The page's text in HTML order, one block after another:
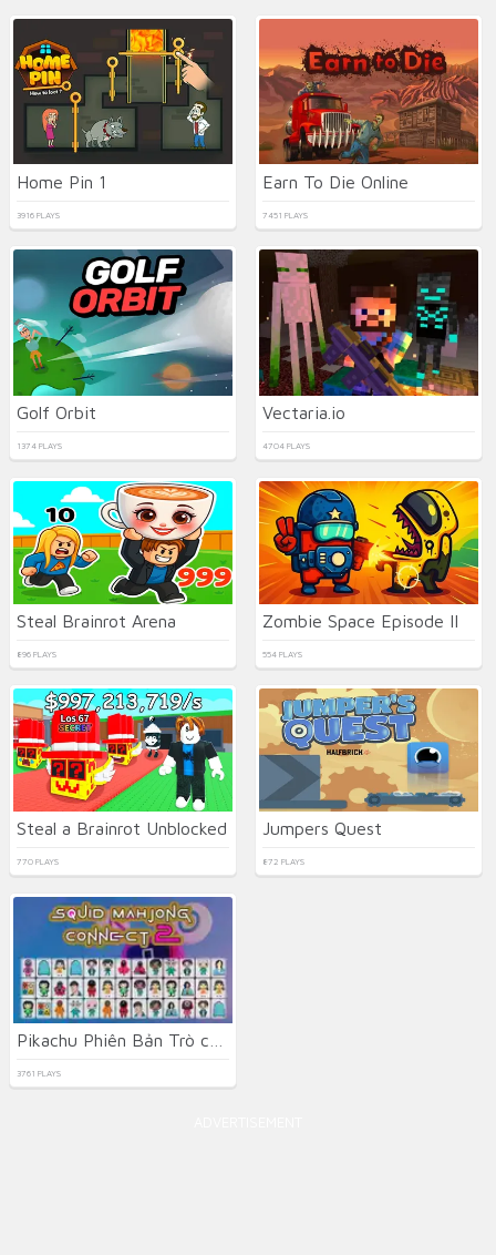
Home Pin 1
3916 PLAYS
Earn To Die Online
7451 PLAYS
Golf Orbit
1374 PLAYS
Vectaria.io
4704 PLAYS
Steal Brainrot Arena
896 PLAYS
Zombie Space Episode II
554 PLAYS
Steal a Brainrot Unblocked
770 PLAYS
Jumpers Quest
872 PLAYS
3761 PLAYS